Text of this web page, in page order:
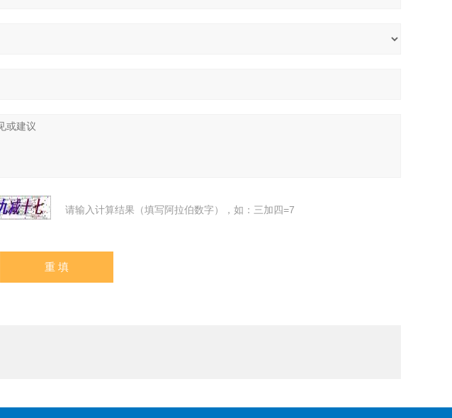
请输入计算结果（填写阿拉伯数字），如：三加四=7